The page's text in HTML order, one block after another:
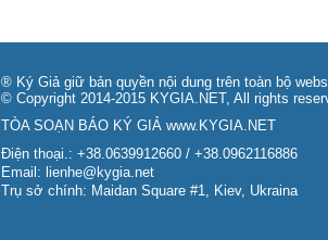
® Ký Giả giữ bản quyền nội dung trên toàn bộ
© Copyright 2014-2015 KYGIA.NET, All rights
TÒA SOẠN BÁO KÝ GIẢ www.KYGIA.NET
Điện thoại.: +38.0639912660 / +38.0962116886
Email: lienhe@kygia.net
Trụ sở chính: Maidan Square #1, Kiev, Ukraina